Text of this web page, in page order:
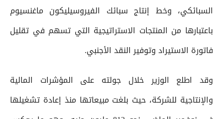
السبائكي، وخط إنتاج سبائك الفيروسيليكون ماغنسيوم
باعتبارها من المنتجات الاستراتيجية التي تسهم في تقليل
فاتورة الاستيراد وتوفير النقد الأجنبي.
وقد اطلع الوزير خلال جولته على المؤشرات المالية
والإنتاجية للشركة، حيث بلغت مبيعاتها منذ إعادة تشغيلها